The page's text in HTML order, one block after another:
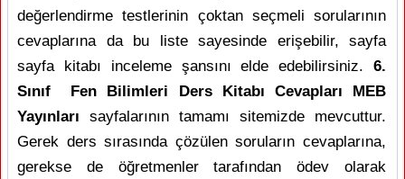
değerlendirme testlerinin çoktan seçmeli sorularının
cevaplarına da bu liste sayesinde erişebilir, sayfa
sayfa kitabı inceleme şansını elde edebilirsiniz. 6.
Sınıf Fen Bilimleri Ders Kitabı Cevapları MEB
Yayınları sayfalarının tamamı sitemizde mevcuttur.
Gerek ders sırasında çözülen soruların cevaplarına,
gerekse de öğretmenler tarafından ödev olarak